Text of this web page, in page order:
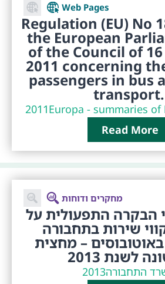
Web Pages
Regulation (EU) No
the European
of the Council of
2011 concerning
passengers in bus
transport.
2011Europa - summaries
Read More
מחקרים ודוחות
הבקרה התפעולית על
שירות בתחבורה
– מחצית
לשנת 2013
2013התחבורה